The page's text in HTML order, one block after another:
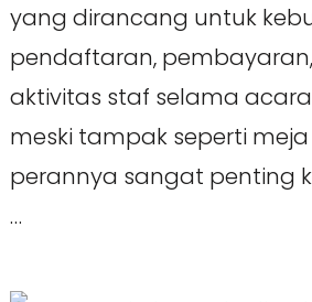
yang dirancang untuk
pendaftaran,
aktivitas staf selama
meski tampak seperti
perannya sangat penting
…